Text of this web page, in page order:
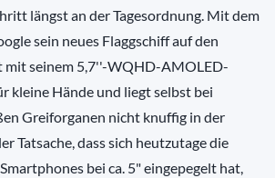
längst an der Tagesordnung. Mit dem
sein neues Flaggschiff auf den
mit seinem 5,7''-WQHD-AMOLED-
kleine Hände und liegt selbst bei
Greiforganen nicht knuffig in der
Tatsache, dass sich heutzutage die
bei ca. 5" eingepegelt hat,